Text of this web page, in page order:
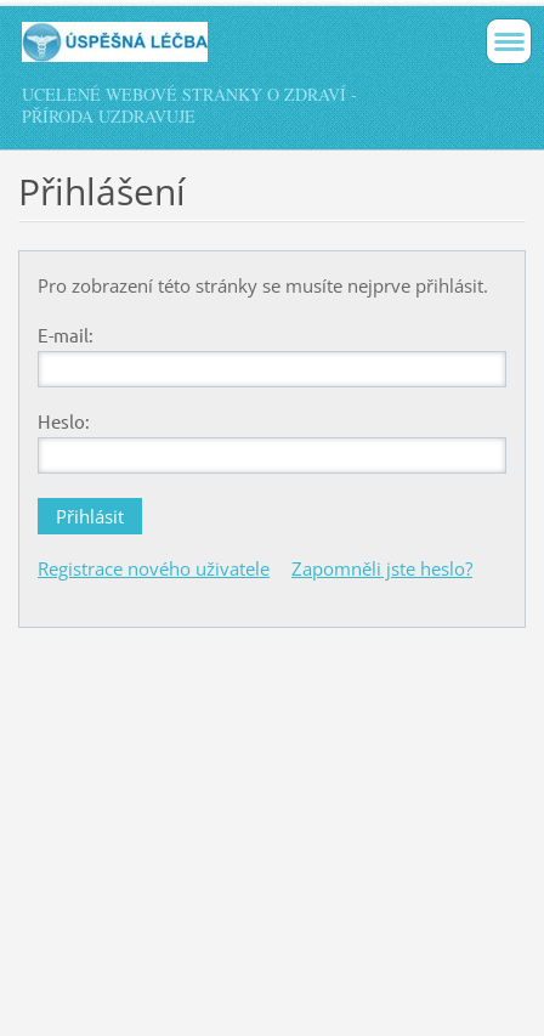
UCELENÉ WEBOVÉ STRÁNKY O ZDRAVÍ -
PŘÍRODA UZDRAVUJE
Přihlášení
Pro zobrazení této stránky se musíte nejprve přihlásit.
E-mail:
Heslo:
Registrace nového uživatele Zapomněli jste heslo?